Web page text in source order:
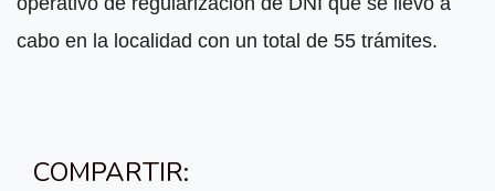
cabo en la localidad con un total de 55 trámites.
COMPARTIR: